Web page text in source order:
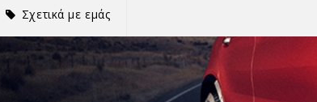
Σχετικά με εμάς